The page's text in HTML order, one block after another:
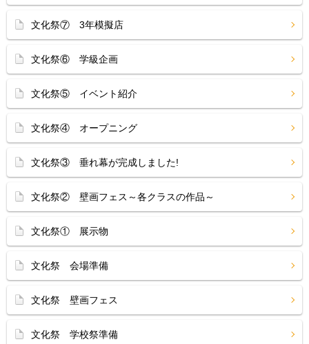
文化祭⑦ 3年模擬店
文化祭⑥ 学級企画
文化祭⑤ イベント紹介
文化祭④ オープニング
文化祭③ 垂れ幕が完成しました!
文化祭② 壁画フェス～各クラスの作品～
文化祭① 展示物
文化祭 会場準備
文化祭 壁画フェス
文化祭 学校祭準備